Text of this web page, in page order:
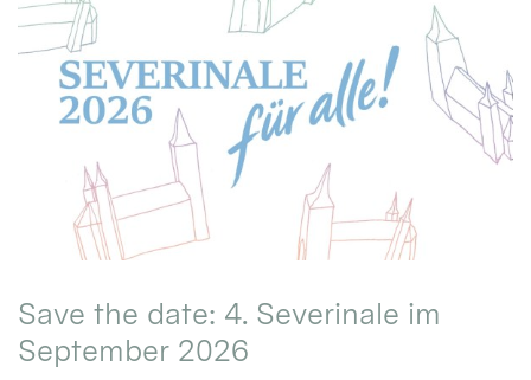
Save the date: 4. Severinale im
September 2026